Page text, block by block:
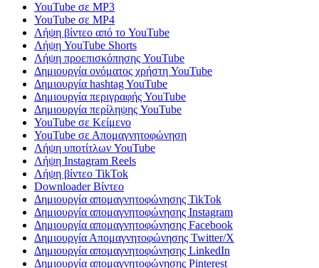
YouTube σε MP3
YouTube σε MP4
Λήψη βίντεο από το YouTube
Λήψη YouTube Shorts
Λήψη προεπισκόπησης YouTube
Δημιουργία ονόματος χρήστη YouTube
Δημιουργία hashtag YouTube
Δημιουργία περιγραφής YouTube
Δημιουργία περίληψης YouTube
YouTube σε Κείμενο
YouTube σε Απομαγνητοφώνηση
Λήψη υποτίτλων YouTube
Λήψη Instagram Reels
Λήψη βίντεο TikTok
Downloader Βίντεο
Δημιουργία απομαγνητοφώνησης TikTok
Δημιουργία απομαγνητοφώνησης Instagram
Δημιουργία απομαγνητοφώνησης Facebook
Δημιουργία Απομαγνητοφώνησης Twitter/X
Δημιουργία απομαγνητοφώνησης LinkedIn
Δημιουργία απομαγνητοφώνησης Pinterest